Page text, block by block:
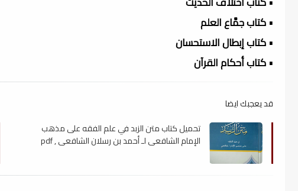
• كتاب جمَّاع العلم
• كتاب إبطال الاستحسان
• كتاب أحكام القرآن
قد يعجبك ايضا
تحميل كتاب متن الزبد في علم الفقه على مذهب
الإمام الشافعي لـ أحمد بن رسلان الشافعي , pdf